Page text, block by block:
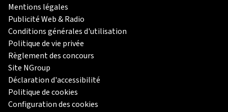
Mentions légales
Publicité Web & Radio
Conditions générales d'utilisation
Politique de vie privée
Règlement des concours
Site NGroup
Déclaration d'accessibilité
Politique de cookies
Configuration des cookies